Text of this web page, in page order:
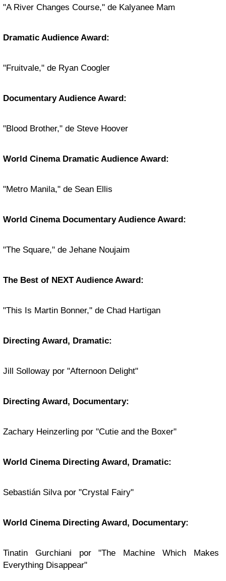
"A River Changes Course," de Kalyanee Mam
Dramatic Audience Award:
"Fruitvale," de Ryan Coogler
Documentary Audience Award:
"Blood Brother," de Steve Hoover
World Cinema Dramatic Audience Award:
"Metro Manila," de Sean Ellis
World Cinema Documentary Audience Award:
"The Square," de Jehane Noujaim
The Best of NEXT Audience Award:
"This Is Martin Bonner," de Chad Hartigan
Directing Award, Dramatic:
Jill Solloway por "Afternoon Delight"
Directing Award, Documentary:
Zachary Heinzerling por "Cutie and the Boxer"
World Cinema Directing Award, Dramatic:
Sebastián Silva por "Crystal Fairy"
World Cinema Directing Award, Documentary:
Tinatin Gurchiani por "The Machine Which Makes
Everything Disappear"